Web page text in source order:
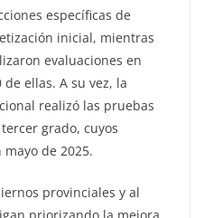
específicas de
inicial, mientras
evaluaciones en
ellas. A su vez, la
realizó las pruebas
grado, cuyos
de 2025.
provinciales y al